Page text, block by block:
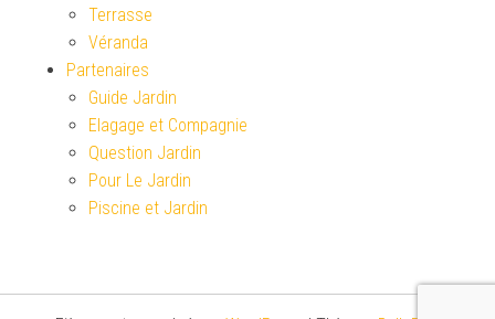
Terrasse
Véranda
Partenaires
Guide Jardin
Elagage et Compagnie
Question Jardin
Pour Le Jardin
Piscine et Jardin